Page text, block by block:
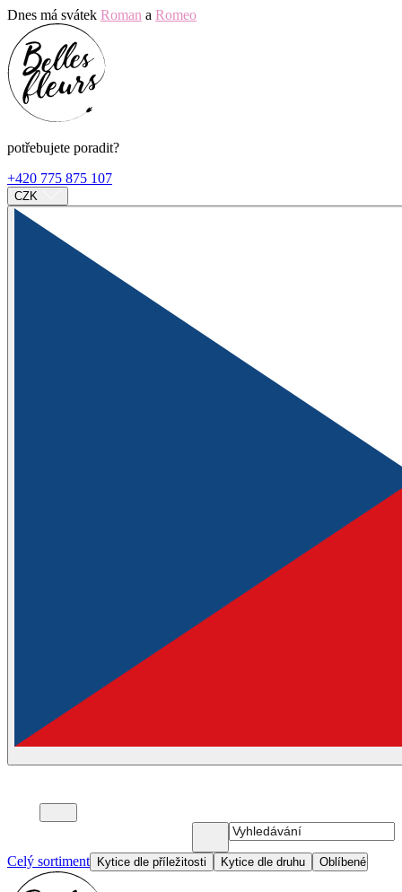
Dnes má svátek Roman a Romeo
potřebujete poradit?
+420 775 875 107
CZK
Celý sortiment Kytice dle příležitosti Kytice dle druhu Oblíbené